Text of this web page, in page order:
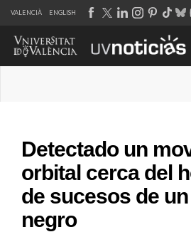
VALENCIÀ ENGLISH
Detectado un
orbital cerca del
de sucesos de
negro